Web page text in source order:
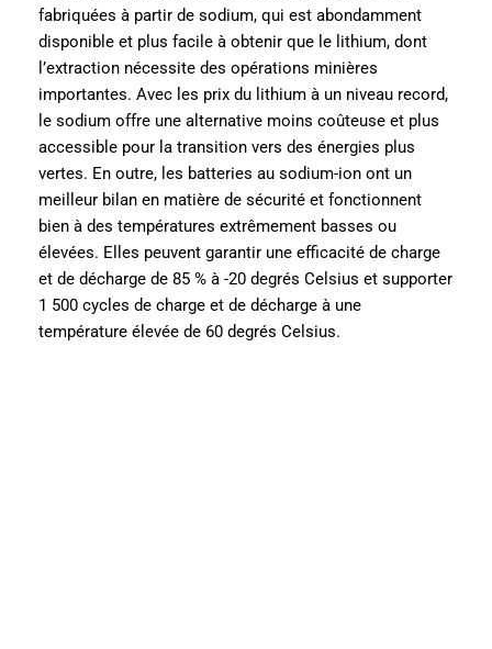
fabriquées à partir de sodium, qui est abondamment
disponible et plus facile à obtenir que le lithium, dont
l’extraction nécessite des opérations minières
importantes. Avec les prix du lithium à un niveau record,
le sodium offre une alternative moins coûteuse et plus
accessible pour la transition vers des énergies plus
vertes. En outre, les batteries au sodium-ion ont un
meilleur bilan en matière de sécurité et fonctionnent
bien à des températures extrêmement basses ou
élevées. Elles peuvent garantir une efficacité de charge
et de décharge de 85 % à -20 degrés Celsius et supporter
1 500 cycles de charge et de décharge à une
température élevée de 60 degrés Celsius.